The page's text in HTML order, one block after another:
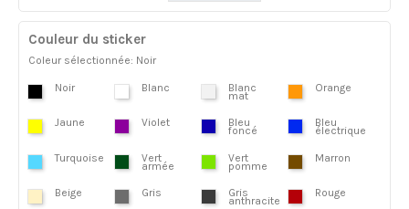
Couleur du sticker
Coleur sélectionnée: Noir
Noir Blanc Blanc
mat
Orange
Jaune Violet Bleu
foncé
Bleu
électrique
Turquoise Vert
armée
Vert
pomme
Marron
Beige Gris Gris
anthracite
Rouge